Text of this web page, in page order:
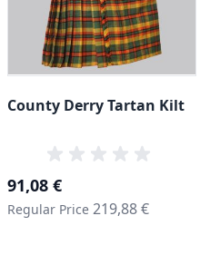
County Derry Tartan Kilt
Special Price
91,08 €
Regular Price 219,88 €